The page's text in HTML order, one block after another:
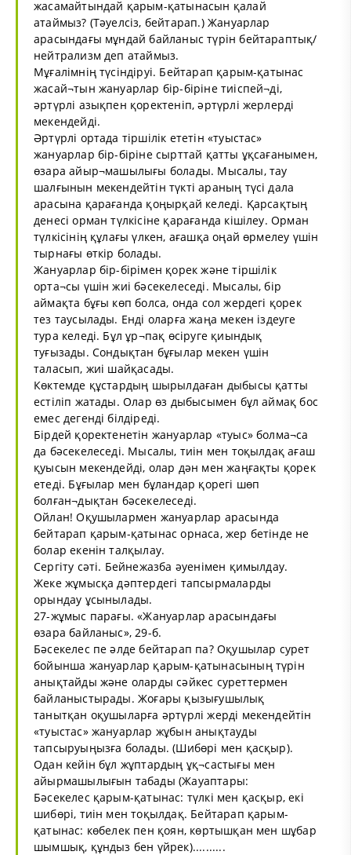
жасамайтындай қарым-қатынасын қалай
атаймыз? (Тәуелсіз, бейтарап.) Жануарлар
арасындағы мұндай байланыс түрін бейтараптық/
нейтрализм деп атаймыз.
Мұғалімнің түсіндіруі. Бейтарап қарым-қатынас
жасай¬тын жануарлар бір-біріне тиіспей¬ді,
әртүрлі азықпен қоректеніп, әртүрлі жерлерді
мекендейді.
Әртүрлі ортада тіршілік ететін «туыстас»
жануарлар бір-біріне сырттай қатты ұқсағанымен,
өзара айыр¬машылығы болады. Мысалы, тау
шалғынын мекендейтін түкті араның түсі дала
арасына қарағанда қоңырқай келеді. Қарсақтың
денесі орман түлкісіне қарағанда кішілеу. Орман
түлкісінің құлағы үлкен, ағашқа оңай өрмелеу үшін
тырнағы өткір болады.
Жануарлар бір-бірімен қорек және тіршілік
орта¬сы үшін жиі бәсекелеседі. Мысалы, бір
аймақта бұғы көп болса, онда сол жердегі қорек
тез таусылады. Енді оларға жаңа мекен іздеуге
тура келеді. Бұл ұр¬пақ өсіруге қиындық
туғызады. Сондықтан бұғылар мекен үшін
таласып, жиі шайқасады.
Көктемде құстардың шырылдаған дыбысы қатты
естіліп жатады. Олар өз дыбысымен бұл аймақ бос
емес дегенді білдіреді.
Бірдей қоректенетін жануарлар «туыс» болма¬са
да бәсекелеседі. Мысалы, тиін мен тоқылдақ ағаш
қуысын мекендейді, олар дән мен жаңғақты қорек
етеді. Бұғылар мен бұландар қорегі шөп
болған¬дықтан бәсекелеседі.
Ойлан! Оқушылармен жануарлар арасында
бейтарап қарым-қатынас орнаса, жер бетінде не
болар екенін талқылау.
Сергіту сәті. Бейнежазба әуенімен қимылдау.
Жеке жұмысқа дәптердегі тапсырмаларды
орындау ұсынылады.
27-жұмыс парағы. «Жануарлар арасындағы
өзара байланыс», 29-б.
Бәсекелес пе әлде бейтарап па? Оқушылар сурет
бойынша жануарлар қарым-қатынасының түрін
анықтайды және оларды сәйкес суреттермен
байланыстырады. Жоғары қызығушылық
танытқан оқушыларға әртүрлі жерді мекендейтін
«туыстас» жануарлар жұбын анықтауды
тапсыруыңызға болады. (Шибөрі мен қасқыр).
Одан кейін бұл жұптардың ұқ¬састығы мен
айырмашылығын табады (Жауаптары:
Бәсекелес қарым-қатынас: түлкі мен қасқыр, екі
шибөрі, тиін мен тоқылдақ. Бейтарап қарым-
қатынас: көбелек пен қоян, көртышқан мен шұбар
шымшық, құндыз бен үйрек)..........